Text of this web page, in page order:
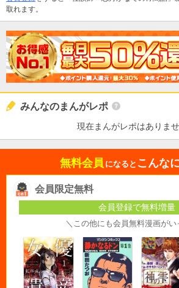
取れます。
みんなのまんがレポ
現在まんがレポはありませ
無料会員 になると こんな
会員限定無料
会員登録で無料増量
＼この他にも会員無料漫画がい